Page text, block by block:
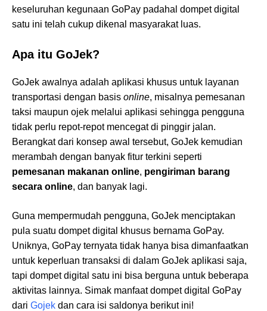
keseluruhan kegunaan GoPay padahal dompet digital
satu ini telah cukup dikenal masyarakat luas.
Apa itu GoJek?
GoJek awalnya adalah aplikasi khusus untuk layanan
transportasi dengan basis online, misalnya pemesanan
taksi maupun ojek melalui aplikasi sehingga pengguna
tidak perlu repot-repot mencegat di pinggir jalan.
Berangkat dari konsep awal tersebut, GoJek kemudian
merambah dengan banyak fitur terkini seperti
pemesanan makanan online, pengiriman barang
secara online, dan banyak lagi.
Guna mempermudah pengguna, GoJek menciptakan
pula suatu dompet digital khusus bernama GoPay.
Uniknya, GoPay ternyata tidak hanya bisa dimanfaatkan
untuk keperluan transaksi di dalam GoJek aplikasi saja,
tapi dompet digital satu ini bisa berguna untuk beberapa
aktivitas lainnya. Simak manfaat dompet digital GoPay
dari Gojek dan cara isi saldonya berikut ini!